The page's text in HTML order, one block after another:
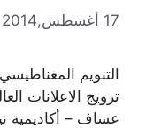
17 أغسطس,2014
التنويم
ترويج الاعلانات
عساف – أكاديمية